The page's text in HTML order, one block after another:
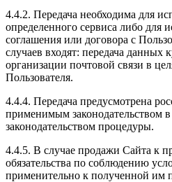
4.4.2. Передача необходима для
определенного сервиса либо для
соглашения или договора с
случаев входят: передача данных
организации почтовой связи в
Пользователя.
4.4.4. Передача предусмотрена
применимым законодательством
законодательством процедуры.
4.4.5. В случае продажи Сайта к
обязательства по соблюдению
применительно к полученной им